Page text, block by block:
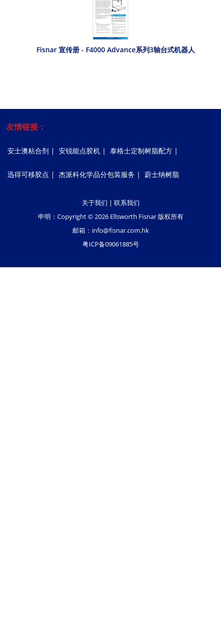
Fisnar 宣传册 - F4000 Advance系列3轴台式机器人
友情链接：
安士澳粘合剂 | 安锐能点胶机 | 泰格士定制树脂配方 |
迅得可移胶点 | 杰派科化学品分包装服务 | 蔚士纳树脂
关于我们 | 联系我们
申明：Copyright © 2026 Ellsworth Fisnar 版权所有
邮箱： info@fisnar.com.hk
粤ICP备09061885号